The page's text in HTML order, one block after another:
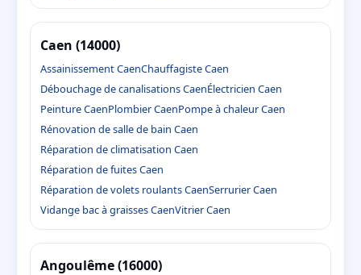
Caen (14000)
Assainissement CaenChauffagiste Caen
Débouchage de canalisations CaenÉlectricien Caen
Peinture CaenPlombier CaenPompe à chaleur Caen
Rénovation de salle de bain Caen
Réparation de climatisation Caen
Réparation de fuites Caen
Réparation de volets roulants CaenSerrurier Caen
Vidange bac à graisses CaenVitrier Caen
Angoulême (16000)